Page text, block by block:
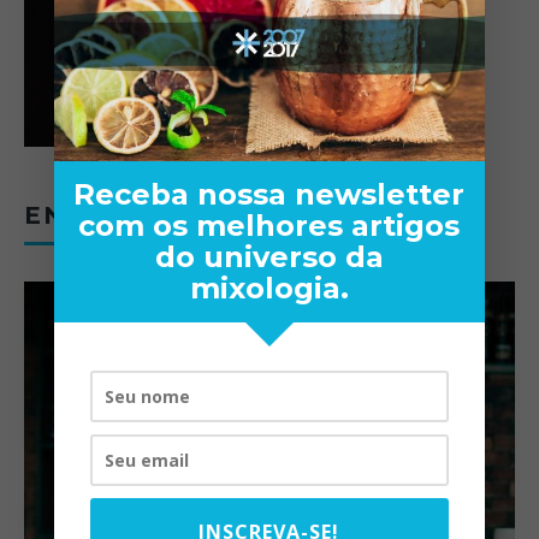
ENTREVISTAS
Receba nossa newsletter
com os melhores artigos
do universo da
mixologia.
INSCREVA-SE!